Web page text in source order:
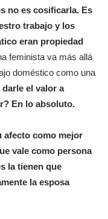
no es cosificarla. Es
trabajo y los
eran propiedad
feminista va más allá
doméstico como una
el valor a
En lo absoluto.
afecto como mejor
vale como persona
la tienen que
la esposa